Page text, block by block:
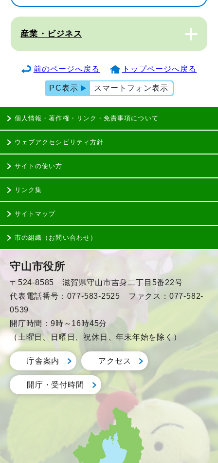
産業・ビジネス
前のページへ戻る トップページへ戻る
PC表示 スマートフォン表示
個人情報・著作権・リンク・免責事項について
ウェブアクセシビリティ方針
サイトの使い方
リンク集
サイトマップ
市の組織（お問い合わせ）
守山市役所
〒524-8585 滋賀県守山市吉身二丁目5番22号
代表電話番号：077-583-2525 ファクス：077-582-
0539
開庁時間：9時～16時45分
（土曜日、日曜日、祝休日、年末年始を除く）
庁舎案内 アクセス
開庁・受付時間